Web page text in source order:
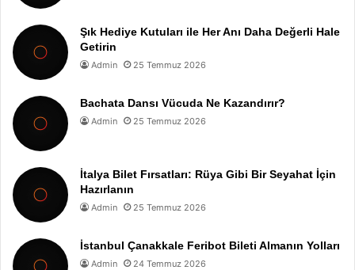
Şık Hediye Kutuları ile Her Anı Daha Değerli Hale
Getirin
Admin 25 Temmuz 2026
Bachata Dansı Vücuda Ne Kazandırır?
Admin 25 Temmuz 2026
İtalya Bilet Fırsatları: Rüya Gibi Bir Seyahat İçin
Hazırlanın
Admin 25 Temmuz 2026
İstanbul Çanakkale Feribot Bileti Almanın Yolları
Admin 24 Temmuz 2026